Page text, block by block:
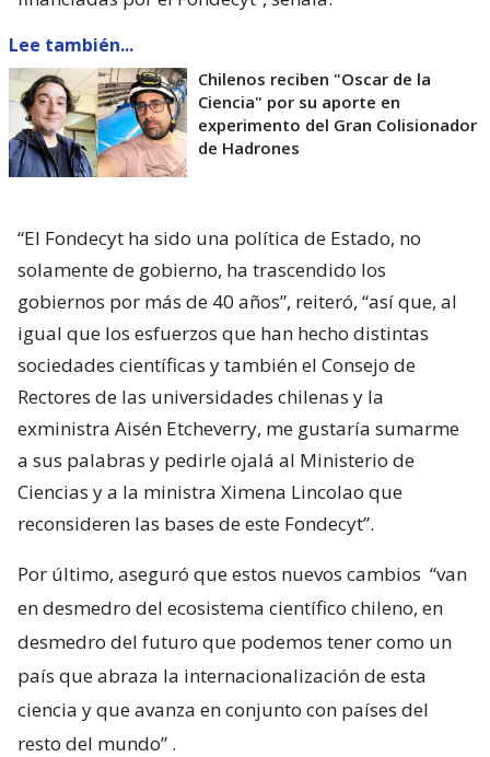
Lee también...
Chilenos reciben "Oscar de la
Ciencia" por su aporte en
experimento del Gran Colisionador
de Hadrones
“El Fondecyt ha sido una política de Estado, no
solamente de gobierno, ha trascendido los
gobiernos por más de 40 años”, reiteró, “así que, al
igual que los esfuerzos que han hecho distintas
sociedades científicas y también el Consejo de
Rectores de las universidades chilenas y la
exministra Aisén Etcheverry, me gustaría sumarme
a sus palabras y pedirle ojalá al Ministerio de
Ciencias y a la ministra Ximena Lincolao que
reconsideren las bases de este Fondecyt”.
Por último, aseguró que estos nuevos cambios “van
en desmedro del ecosistema científico chileno, en
desmedro del futuro que podemos tener como un
país que abraza la internacionalización de esta
ciencia y que avanza en conjunto con países del
resto del mundo” .